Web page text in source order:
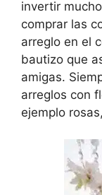
invertir
comprar las
arreglo en el
bautizo que
amigas.
arreglos con
ejemplo